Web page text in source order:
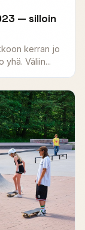
— silloin
kerran jo
yhä. Väliin...